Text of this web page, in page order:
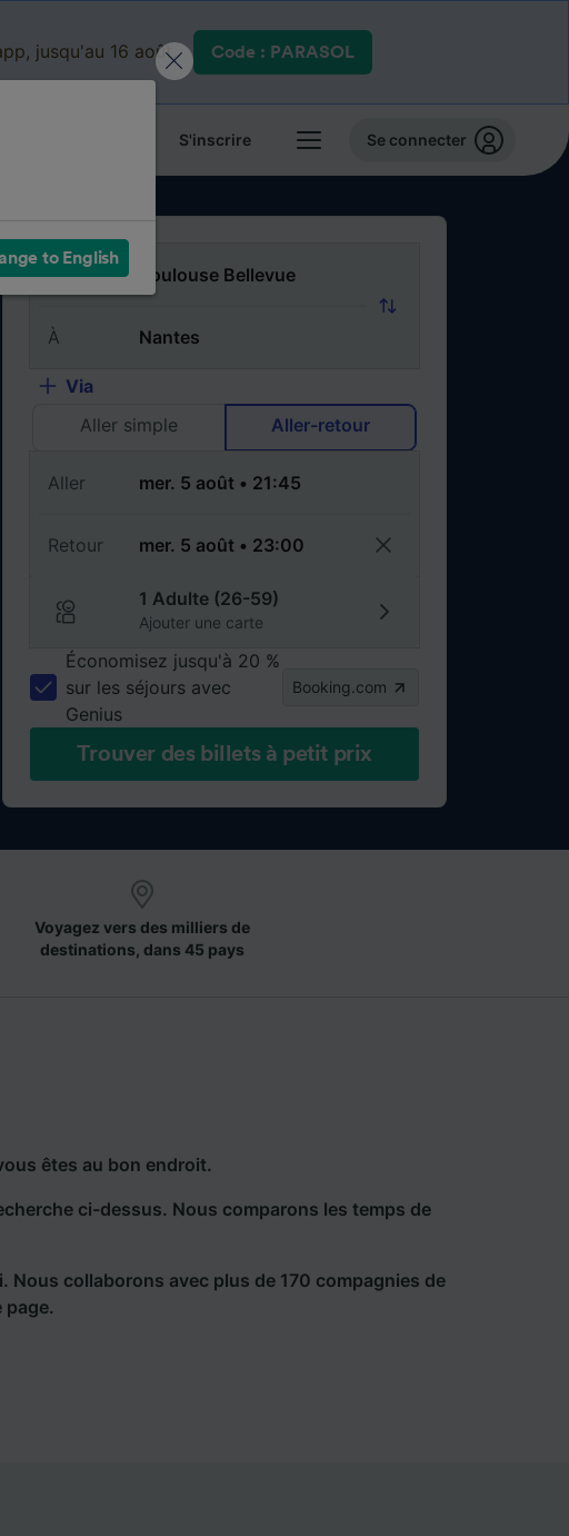
jusqu'au 16 août. Code : PARASOL
S'inscrire Se connecter
De
À
Via
Aller simple
Aller-retour
Aller
Retour
1 Adulte (26-59)
Ajouter une carte
Économisez jusqu'à 20 %
sur les séjours avec
Genius
Booking.com
Trouver des billets à petit prix
Voyagez vers des milliers de
destinations, dans 45 pays
êtes au bon endroit.
ci-dessus. Nous comparons les temps de
Nous collaborons avec plus de 170 compagnies de
to English